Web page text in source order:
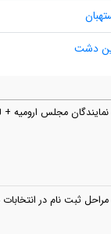
دشت
نمایندگان مجلس ارومیه
مراحل ثبت نام در